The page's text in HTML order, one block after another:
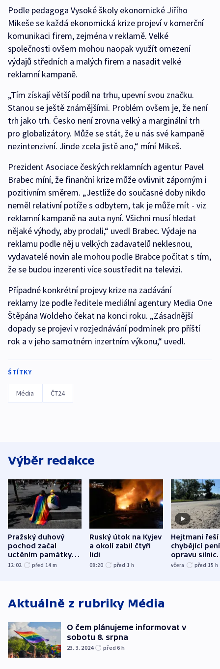
Podle pedagoga Vysoké školy ekonomické Jiřího
Mikeše se každá ekonomická krize projeví v komerční
komunikaci firem, zejména v reklamě. Velké
společnosti ovšem mohou naopak využít omezení
výdajů středních a malých firem a nasadit velké
reklamní kampaně.
„Tím získají větší podíl na trhu, upevní svou značku.
Stanou se ještě známějšími. Problém ovšem je, že není
trh jako trh. Česko není zrovna velký a marginální trh
pro globalizátory. Může se stát, že u nás své kampaně
nezintenzivní. Jinde zcela jistě ano,“ míní Mikeš.
Prezident Asociace českých reklamních agentur Pavel
Brabec míní, že finanční krize může ovlivnit záporným i
pozitivním směrem. „Jestliže do současné doby nikdo
neměl relativní potíže s odbytem, tak je může mít - viz
reklamní kampaně na auta nyní. Všichni musí hledat
nějaké výhody, aby prodali,“ uvedl Brabec. Výdaje na
reklamu podle něj u velkých zadavatelů neklesnou,
vydavatelé novin ale mohou podle Brabce počítat s tím,
že se budou inzerenti více soustředit na televizi.
Případné konkrétní projevy krize na zadávání
reklamy lze podle ředitele mediální agentury Media One
Štěpána Woldeho čekat na konci roku. „Zásadnější
dopady se projeví v rozjednávání podmínek pro příští
rok a v jeho samotném inzertním výkonu,“ uvedl.
ŠTÍTKY
Média ČT24
Výběr redakce
Pražský duhový
pochod začal
uctěním památky
obětí berlínského
12:02 před 14 m
Ruský útok na Kyjev
a okolí zabil čtyři
lidi
08:20 před 1 h
Hejtmani řeší
chybějící
opravu silnic.
nenárokové,
včera před 15 h
Aktuálně z rubriky Média
O čem plánujeme informovat v
sobotu 8. srpna
23. 3. 2024 před 6 h